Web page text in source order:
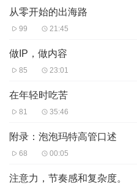
从零开始的出海路
99 21:45
做IP，做内容
85 23:01
在年轻时吃苦
81 35:46
附录：泡泡玛特高管口述
68 00:05
注意力，节奏感和复杂度。